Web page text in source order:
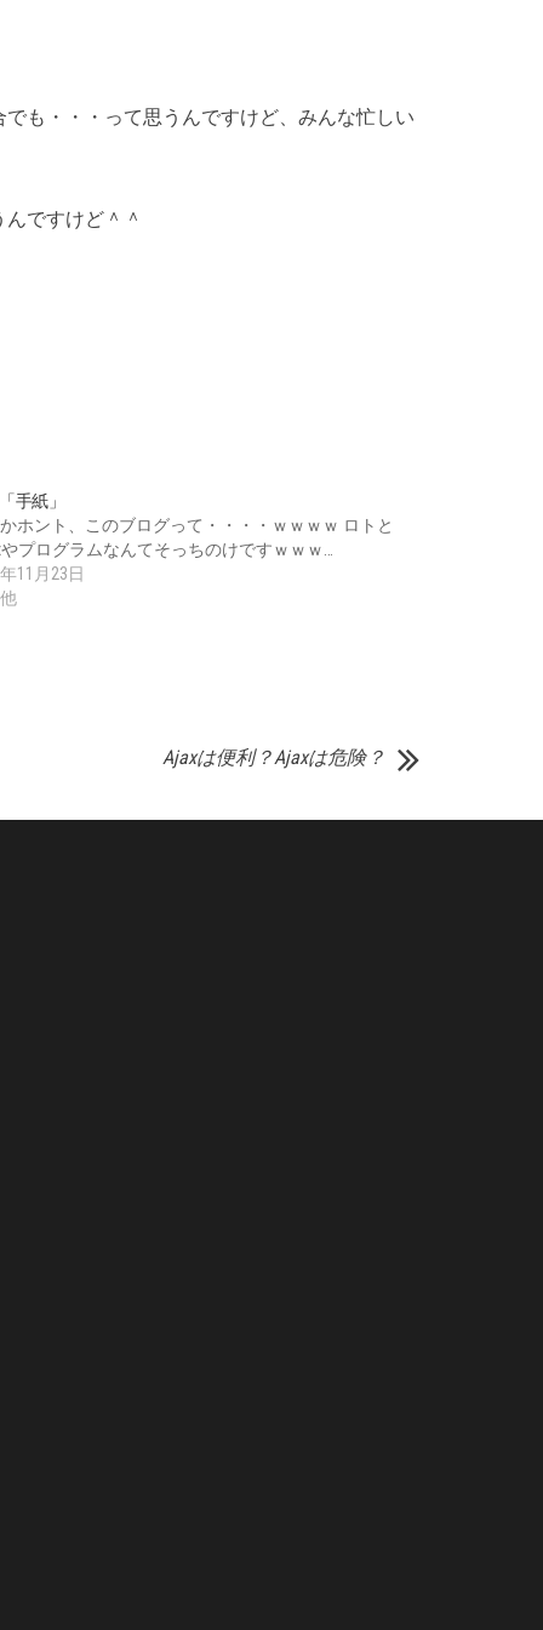
も・・・って思うんですけど、みんな忙しい
ですけど＾＾
手紙」
ホント、このブログって・・・・ｗｗｗｗ ロトと
やプログラムなんてそっちのけですｗｗｗ…
11月23日
Ajaxは便利？Ajaxは危険？